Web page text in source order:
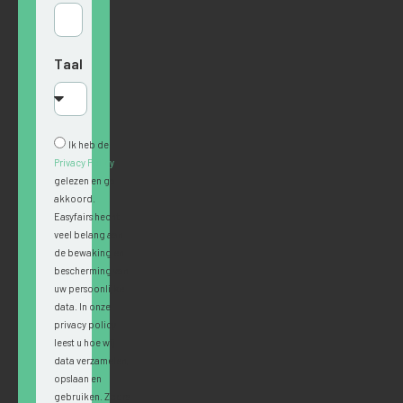
Taal
Ik heb de
Privacy Policy
gelezen en ga
akkoord.
Easyfairs hecht
veel belang aan
de bewaking en
bescherming van
uw persoonlijke
data. In onze
privacy policy
leest u hoe wij
data verzamelen,
opslaan en
gebruiken. Zodra